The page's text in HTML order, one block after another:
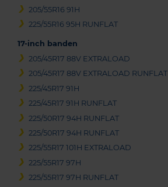
205/55R16 91H
225/55R16 95H RUNFLAT
17-inch banden
205/45R17 88V EXTRALOAD
205/45R17 88V EXTRALOAD RUNFLAT
225/45R17 91H
225/45R17 91H RUNFLAT
225/50R17 94H RUNFLAT
225/50R17 94H RUNFLAT
225/55R17 101H EXTRALOAD
225/55R17 97H
225/55R17 97H RUNFLAT